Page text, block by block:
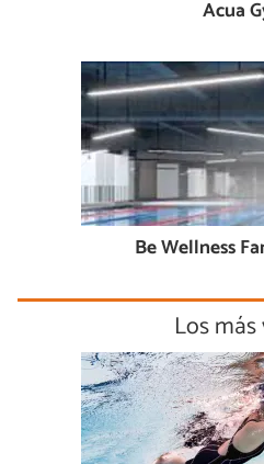
Acua
Be Wellness
Los